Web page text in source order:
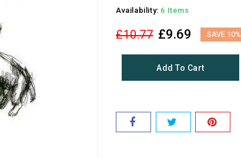
Availability: 6 Items
£10.77 £9.69 SAVE 10%
Add To Cart